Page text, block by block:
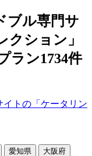
ブル専門サ
ション」
ラン1734件
愛知県
大阪府